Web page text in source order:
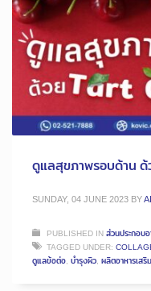
ดูแลสุขภาพรอบด้าน ด้
SUNDAY, 04 JUNE 2023 BY
PUBLISHED INส่วนประกอบอ
TAGGED UNDER:
ดูแลข้อต่อ, บำรุงผิว, ผลิตอาหารเสริม